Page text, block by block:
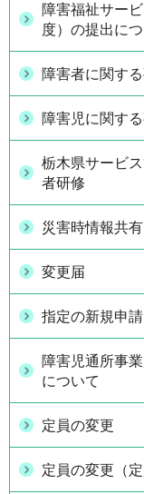
障害福祉サー
度）の提出に
障害者に関す
障害児に関す
栃木県サービ
者研修
災害時情報共
変更届
指定の新規申請
障害児通所事
について
定員の変更
定員の変更（定